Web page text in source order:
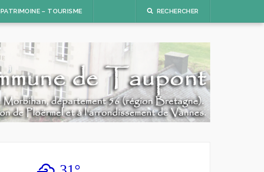
PATRIMOINE – TOURISME RECHERCHER